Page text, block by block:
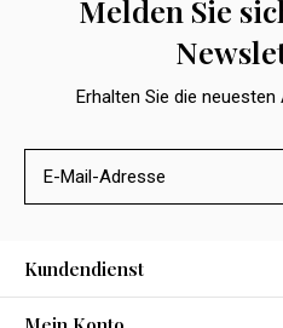
Melden Sie
Erhalten Sie die
Kundendienst